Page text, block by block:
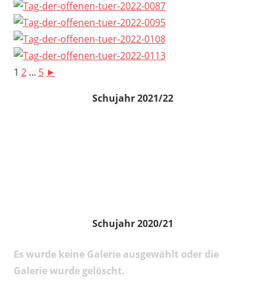
1 2 ... 5 ►
Schujahr 2021/22
Schujahr 2020/21
Es wurde keine Galerie ausgewählt oder die
Galerie wurde gelöscht.